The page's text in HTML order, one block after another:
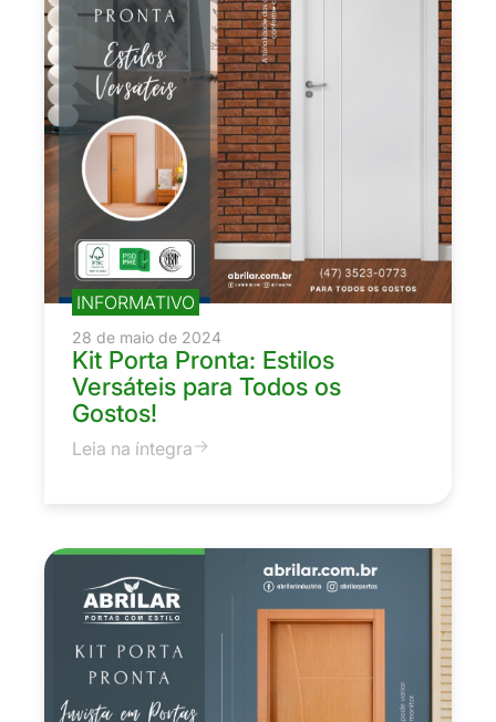
INFORMATIVO
28 de maio de 2024
Kit Porta Pronta: Estilos
Versáteis para Todos os
Gostos!
Leia na íntegra